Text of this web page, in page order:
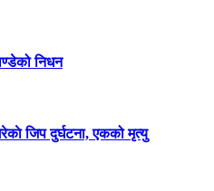
निधन
जिप दुर्घटना, एकको मृत्यु